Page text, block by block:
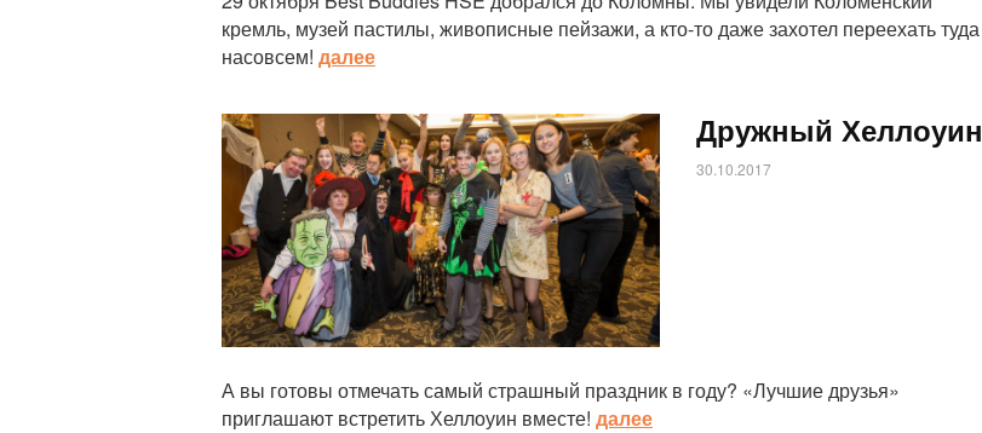
кремль, музей пастилы, живописные пейзажи, а кто-то даже захотел переехать туда
насовсем! далее
Статья Дружный Хеллоуин
30.10.2017
А вы готовы отмечать самый страшный праздник в году? «Лучшие друзья»
приглашают встретить Хеллоуин вместе! далее